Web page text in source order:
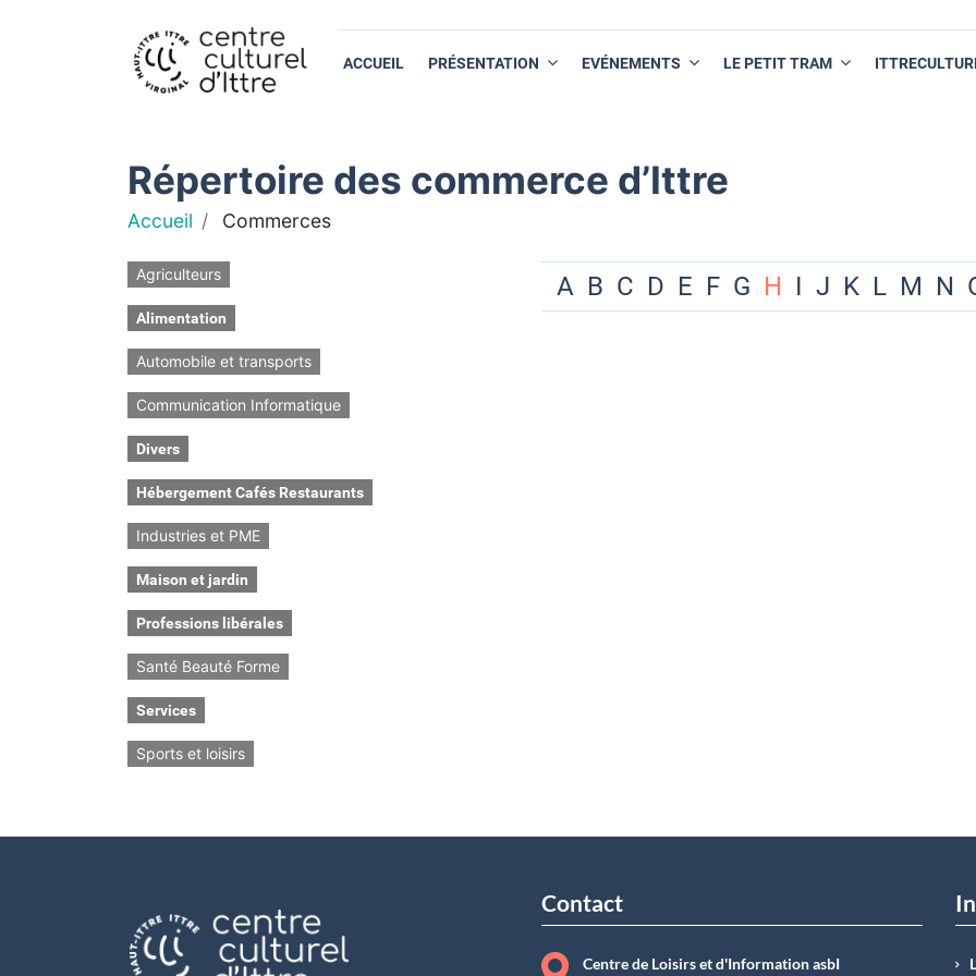
ACCUEIL PRÉSENTATION EVÉNEMENTS LE PETIT TRAM
Répertoire des commerce d’Ittre
Accueil Commerces
Agriculteurs
Alimentation
Automobile et transports
Communication Informatique
Divers
Hébergement Cafés Restaurants
Industries et PME
Maison et jardin
Professions libérales
Santé Beauté Forme
Services
Sports et loisirs
A B C D E F G H I J K L M N
Contact
Centre de Loisirs et d'Information asbI